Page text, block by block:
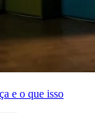
e o que isso